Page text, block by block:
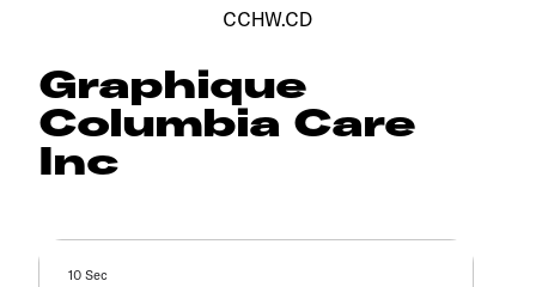
CCHW.CD
Graphique
Columbia Care
Inc
10 Sec